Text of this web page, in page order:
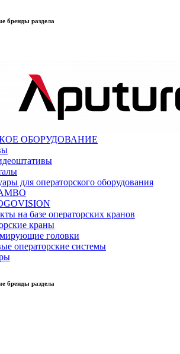
бренды раздела
ОБОРУДОВАНИЕ
для операторского оборудования
на базе операторских кранов
краны
головки
операторские системы
бренды раздела